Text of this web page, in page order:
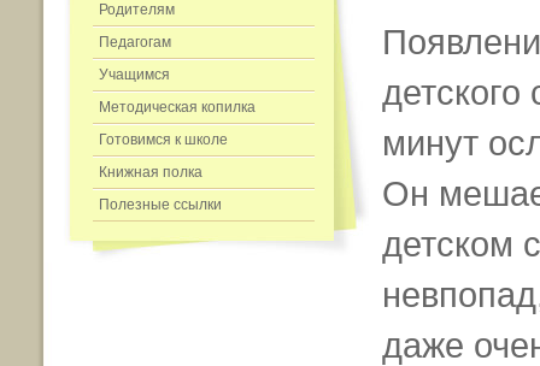
Родителям
Педагогам
Учащимся
Методическая копилка
Готовимся к школе
Книжная полка
Полезные ссылки
минут
Он
детском
даже